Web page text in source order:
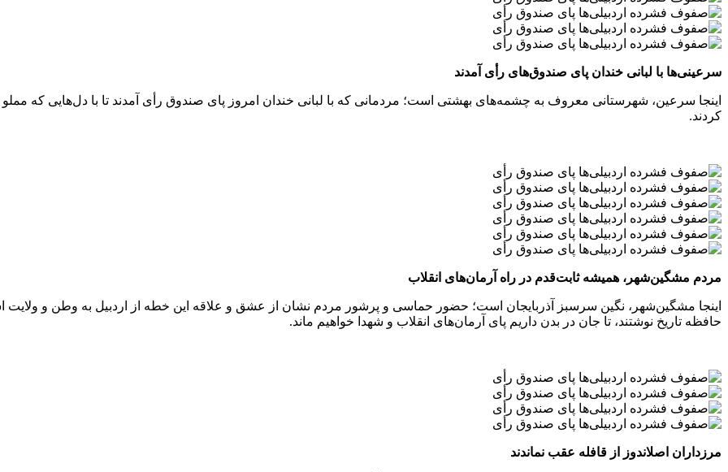
سرعینی‌ها با لبانی خندان پای صندوق‌های رأی آمدند
اینجا سرعین، شهرستانی معروف به چشمه‌های بهشتی است؛ مردمانی که با لبانی خندان امروز پای صندوق رأی آمدند تا با دل‌هایی که
کردند.
مردم مشگین‌شهر، همیشه ثابت‌قدم در راه آرمان‌های انقلاب
اینجا مشگین‌شهر، نگین سرسبز آذربایجان است؛ حضور حماسی و پرشور مردم نشان از عشق و علاقه این خطه از اردبیل به وطن و
حافظه تاریخ نوشتند، تا جان در بدن داریم پای آرمان‌های انقلاب و شهدا خواهیم ماند.
مرزداران اصلاندوز از قافله عقب نماندند